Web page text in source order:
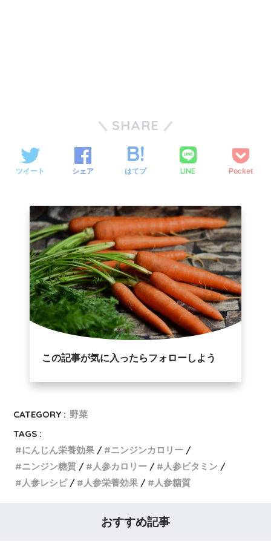
SHARE
ツイート シェア はてブ LINE Pocket
この記事が気に入ったらフォローしよう
CATEGORY : 野菜
TAGS :
にんじん栄養効果
ニンジンカロリー
ニンジン糖質
人参カロリー
人参ビタミン
人参レシピ
人参栄養効果 人参糖質
おすすめ記事